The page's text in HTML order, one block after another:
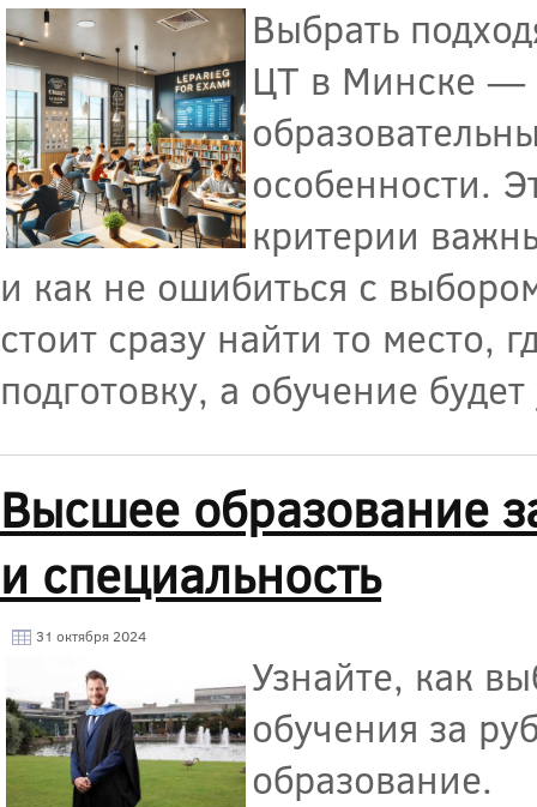
Выбрать
ЦТ в Минске —
особенности.
критерии
и как не ошибиться с
стоит сразу найти то место,
подготовку, а обучение
Высшее образование
и специальность
31 октября 2024
Узнайте, как
обучения за
образование.